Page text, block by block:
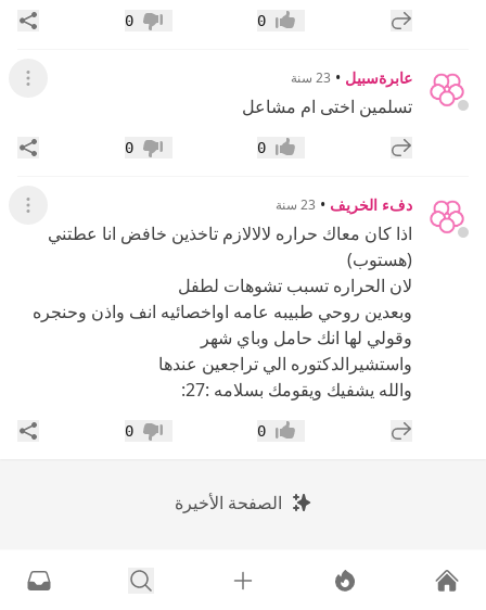
إضافة رد جديد إعجاب0 عدم إعجاب
0
عابرةسبيل • 23 سنة عرض
تسلمين اختى ام مشاعل
إضافة رد جديد إعجاب0 عدم إعجاب
0
دفء الخريف • 23 سنة عرض
اذا كان معاك حراره لالالازم تاخذين خافض انا عطتني
(هستوب)
لان الحراره تسبب تشوهات لطفل
وبعدين روحي طبيبه عامه اواخصائيه انف واذن وحنجره
وقولي لها انك حامل وباي شهر
واستشيرالدكتوره الي تراجعين عندها
والله يشفيك ويقومك بسلامه :27:
إضافة رد جديد إعجاب0 عدم إعجاب
0
الصفحة الأخيرة